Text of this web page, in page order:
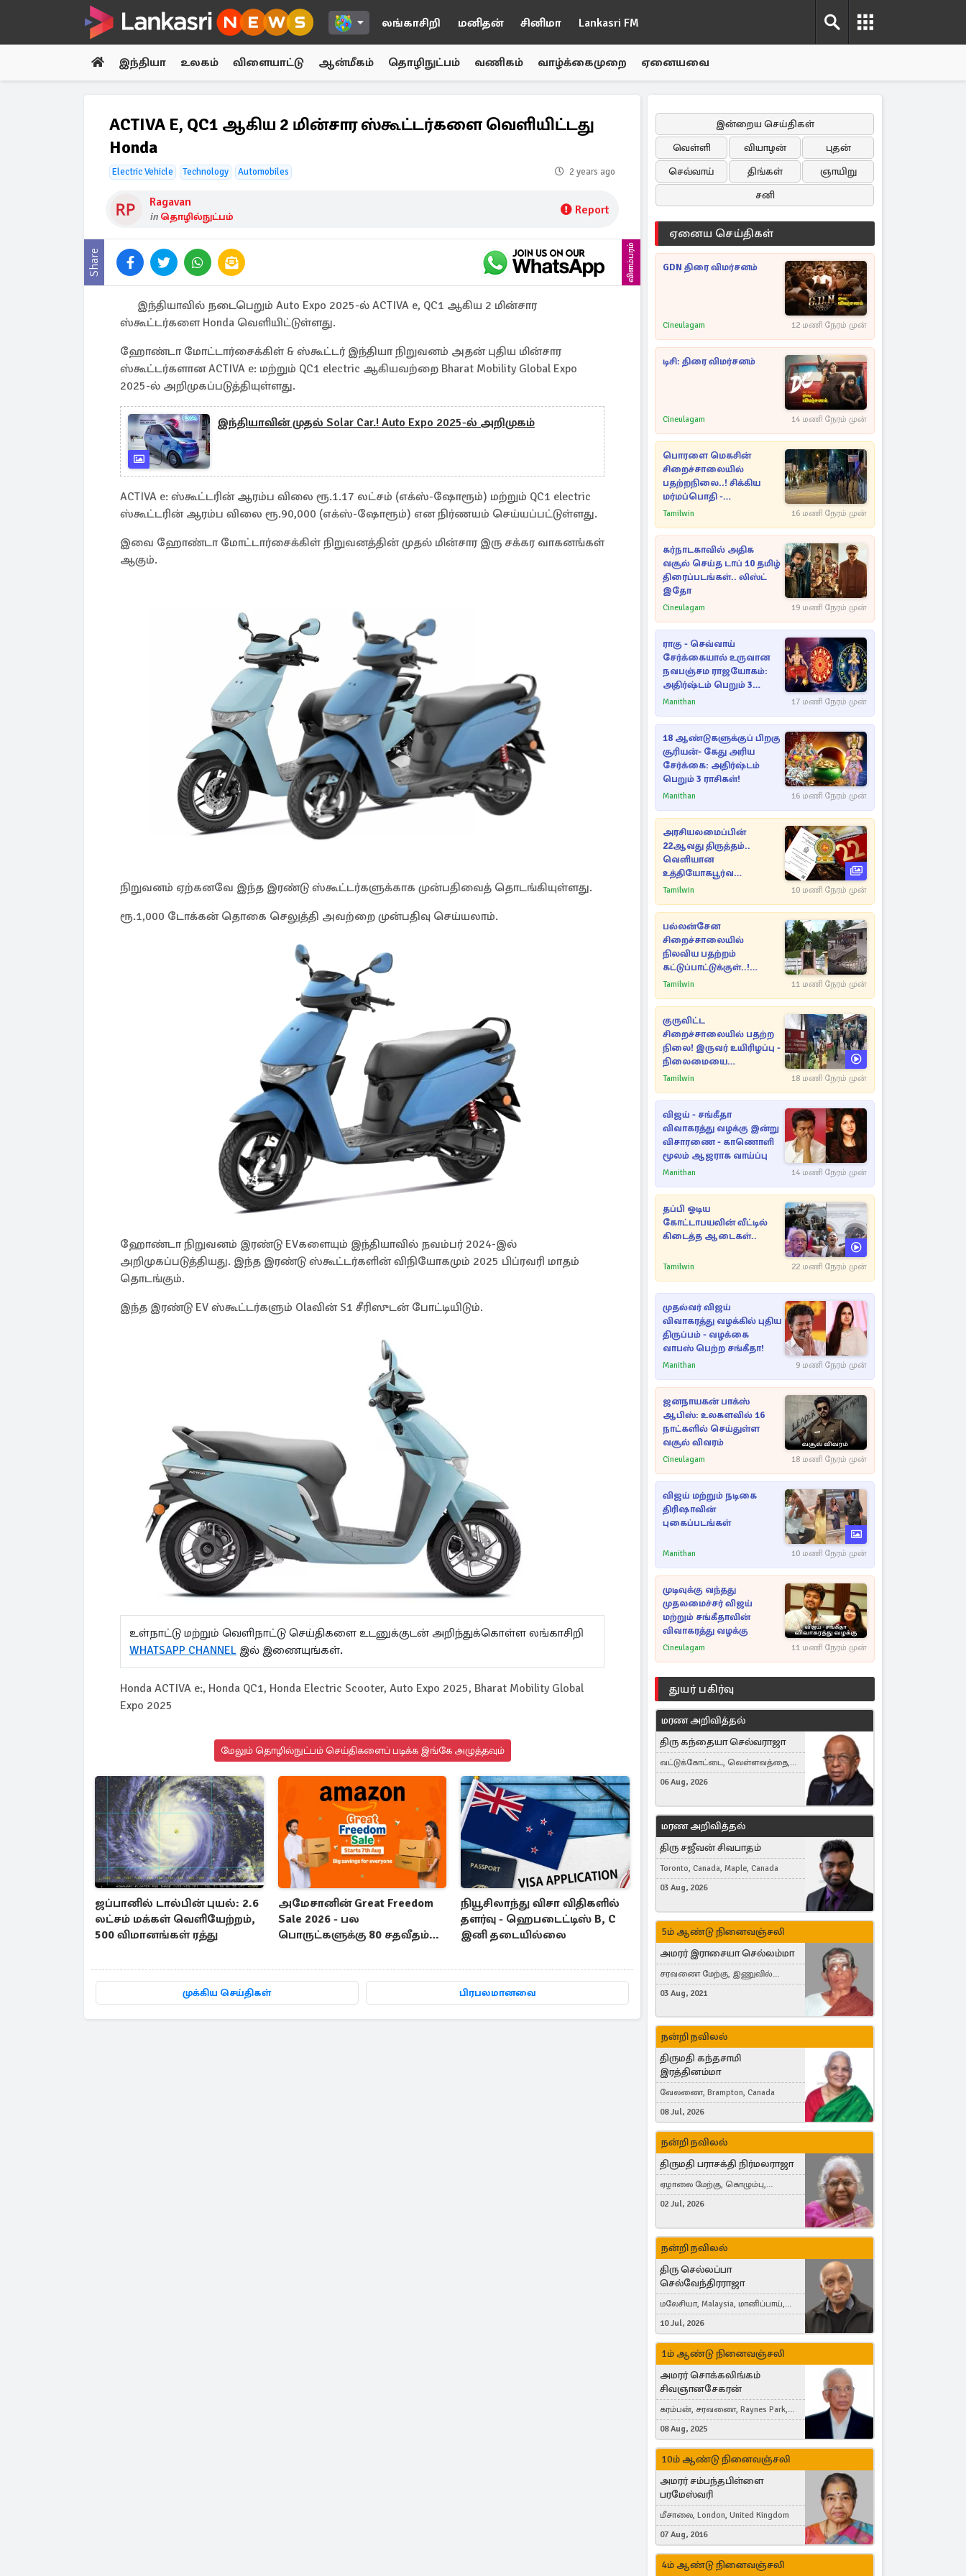
லங்காசிறி மனிதன் சினிமா Lankasri FM
இந்தியா உலகம் விளையாட்டு ஆன்மீகம் தொழிநுட்பம் வணிகம் வாழ்க்கைமுறை ஏனையவை
ACTIVA E, QC1 ஆகிய 2 மின்சார ஸ்கூட்டர்களை வெளியிட்டது
Honda
Electric Vehicle Technology Automobiles 2 years ago
Ragavan
in தொழில்நுட்பம் Report
Share விளம்பரம்
இந்தியாவில் நடைபெறும் Auto Expo 2025-ல் ACTIVA e, QC1 ஆகிய 2 மின்சார
ஸ்கூட்டர்களை Honda வெளியிட்டுள்ளது.
ஹோண்டா மோட்டார்சைக்கிள் & ஸ்கூட்டர் இந்தியா நிறுவனம் அதன் புதிய மின்சார
ஸ்கூட்டர்களான ACTIVA e: மற்றும் QC1 electric ஆகியவற்றை Bharat Mobility Global Expo
2025-ல் அறிமுகப்படுத்தியுள்ளது.
இந்தியாவின் முதல் Solar Car.! Auto Expo 2025-ல் அறிமுகம்
ACTIVA e: ஸ்கூட்டரின் ஆரம்ப விலை ரூ.1.17 லட்சம் (எக்ஸ்-ஷோரூம்) மற்றும் QC1 electric
ஸ்கூட்டரின் ஆரம்ப விலை ரூ.90,000 (எக்ஸ்-ஷோரூம்) என நிர்ணயம் செய்யப்பட்டுள்ளது.
இவை ஹோண்டா மோட்டார்சைக்கிள் நிறுவனத்தின் முதல் மின்சார இரு சக்கர வாகனங்கள்
ஆகும்.
நிறுவனம் ஏற்கனவே இந்த இரண்டு ஸ்கூட்டர்களுக்காக முன்பதிவைத் தொடங்கியுள்ளது.
ரூ.1,000 டோக்கன் தொகை செலுத்தி அவற்றை முன்பதிவு செய்யலாம்.
ஹோண்டா நிறுவனம் இரண்டு EVகளையும் இந்தியாவில் நவம்பர் 2024-இல்
அறிமுகப்படுத்தியது. இந்த இரண்டு ஸ்கூட்டர்களின் விநியோகமும் 2025 பிப்ரவரி மாதம்
தொடங்கும்.
இந்த இரண்டு EV ஸ்கூட்டர்களும் Olaவின் S1 சீரிஸுடன் போட்டியிடும்.
உள்நாட்டு மற்றும் வெளிநாட்டு செய்திகளை உடனுக்குடன் அறிந்துக்கொள்ள லங்காசிறி
WHATSAPP CHANNEL இல் இணையுங்கள்.
Honda ACTIVA e:, Honda QC1, Honda Electric Scooter, Auto Expo 2025, Bharat Mobility Global
Expo 2025
மேலும் தொழில்நுட்பம் செய்திகளைப் படிக்க இங்கே அழுத்தவும்
ஜப்பானில் டால்பின் புயல்: 2.6
லட்சம் மக்கள் வெளியேற்றம்,
500 விமானங்கள் ரத்து
அமேசானின் Great Freedom
Sale 2026 - பல
பொருட்களுக்கு 80 சதவீதம்
நியூசிலாந்து விசா விதிகளில்
தளர்வு - ஹெபடைட்டிஸ் B, C
இனி தடையில்லை
முக்கிய செய்திகள் பிரபலமானவை
இன்றைய செய்திகள்
வெள்ளி
வியாழன்
புதன்
செவ்வாய்
திங்கள்
ஞாயிறு
சனி
ஏனைய செய்திகள்
GDN திரை விமர்சனம்
Cineulagam 12 மணி நேரம் முன்
டிசி: திரை விமர்சனம்
Cineulagam 14 மணி நேரம் முன்
பொரளை மெகசின்
சிறைச்சாலையில்
பதற்றநிலை..! சிக்கிய
மர்மப்பொதி -
பின்னணியில் வெளியான
Tamilwin 16 மணி நேரம் முன்
கர்நாடகாவில் அதிக
வசூல் செய்த டாப் 10 தமிழ்
திரைப்படங்கள்.. லிஸ்ட்
இதோ
Cineulagam 19 மணி நேரம் முன்
ராகு - செவ்வாய்
சேர்க்கையால் உருவான
நவபஞ்சம ராஜயோகம்:
அதிர்ஷ்டம் பெறும் 3
ராசிகள்!
Manithan 17 மணி நேரம் முன்
18 ஆண்டுகளுக்குப் பிறகு
சூரியன்- கேது அரிய
சேர்க்கை: அதிர்ஷ்டம்
பெறும் 3 ராசிகள்!
Manithan 16 மணி நேரம் முன்
அரசியலமைப்பின்
22ஆவது திருத்தம்..
வெளியான
உத்தியோகபூர்வ
அறிவிப்பு!
Tamilwin 10 மணி நேரம் முன்
பல்லன்சேன
சிறைச்சாலையில்
நிலவிய பதற்றம்
கட்டுப்பாட்டுக்குள்..!
அதிரடியாக களமிறங்கிய
Tamilwin 11 மணி நேரம் முன்
குருவிட்ட
சிறைச்சாலையில் பதற்ற
நிலை! இருவர் உயிரிழப்பு -
நிலைமையை
கட்டுப்படுத்த பொலிஸார்
Tamilwin 18 மணி நேரம் முன்
விஜய் - சங்கீதா
விவாகரத்து வழக்கு இன்று
விசாரணை - காணொளி
மூலம் ஆஜராக வாய்ப்பு
Manithan 14 மணி நேரம் முன்
தப்பி ஓடிய
கோட்டாபயவின் வீட்டில்
கிடைத்த ஆடைகள்..
Tamilwin 22 மணி நேரம் முன்
முதல்வர் விஜய்
விவாகரத்து வழக்கில் புதிய
திருப்பம் - வழக்கை
வாபஸ் பெற்ற சங்கீதா!
Manithan 9 மணி நேரம் முன்
ஜனநாயகன் பாக்ஸ்
ஆபிஸ்: உலகளவில் 16
நாட்களில் செய்துள்ள
வசூல் விவரம்
Cineulagam 18 மணி நேரம் முன்
விஜய் மற்றும் நடிகை
திரிஷாவின்
புகைப்படங்கள்
Manithan 10 மணி நேரம் முன்
முடிவுக்கு வந்தது
முதலமைச்சர் விஜய்
மற்றும் சங்கீதாவின்
விவாகரத்து வழக்கு
Cineulagam 11 மணி நேரம் முன்
துயர் பகிர்வு
மரண அறிவித்தல்
திரு கந்தையா செல்வராஜா
வட்டுக்கோட்டை, வெள்ளவத்தை,
Toronto, Canada
06 Aug, 2026
மரண அறிவித்தல்
திரு சஜீவன் சிவபாதம்
Toronto, Canada, Maple, Canada
03 Aug, 2026
5ம் ஆண்டு நினைவஞ்சலி
அமரர் இராசையா செல்லம்மா
சரவணை மேற்கு, இணுவில்
கிழக்கு
03 Aug, 2021
நன்றி நவிலல்
திருமதி கந்தசாமி
இரத்தினம்மா
வேலணை, Brampton, Canada
08 Jul, 2026
நன்றி நவிலல்
திருமதி பராசக்தி நிர்மலராஜா
ஏழாலை மேற்கு, கொழும்பு,
தங்காலை, London, United Kingdom
02 Jul, 2026
நன்றி நவிலல்
திரு செல்லப்பா
செல்வேந்திரராஜா
மலேசியா, Malaysia, மானிப்பாய்,
Duisburg, Germany, London, United
Kingdom
10 Jul, 2026
1ம் ஆண்டு நினைவஞ்சலி
அமரர் சொக்கலிங்கம்
சிவஞானசேகரன்
கரம்பன், சரவணை, Raynes Park,
London, United Kingdom
08 Aug, 2025
10ம் ஆண்டு நினைவஞ்சலி
அமரர் சம்பந்தபிள்ளை
பரமேஸ்வரி
மீசாலை, London, United Kingdom
07 Aug, 2016
4ம் ஆண்டு நினைவஞ்சலி